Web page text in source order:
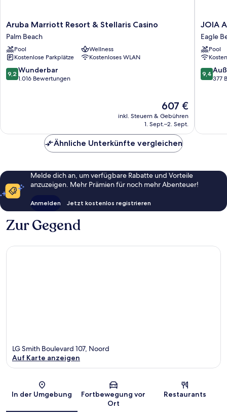
Aruba
Marriott
Resort
&
Stellaris
Casino
Palm
Aruba Marriott Resort & Stellaris Casino
Palm Beach
Pool
Wellness
Kostenlose Parkplätze
Kostenloses WLAN
9.2
von
9,2 Wunderbar
1.016 Bewertungen
Der
Preis
beträgt
607 €
inkl. Steuern & Gebühren
1. Sept.–2. Sept.
JOIA
Aruba
by
Eagle
Beach
JOIA
Eagle
Pool
9.4
von
9,4
377
Ähnliche Unterkünfte vergleichen
Melde dich an, um verfügbare Rabatte und Vorteile
anzuzeigen. Mehr Prämien für noch mehr Abenteuer!
Anmelden Jetzt kostenlos registrieren
Zur Gegend
Karte
LG Smith Boulevard 107, Noord
Auf Karte anzeigen
In der Umgebung
Fortbewegung vor
Ort
Restaurants